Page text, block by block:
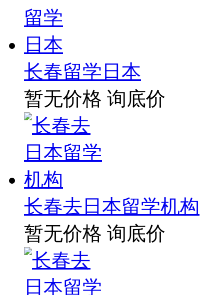
长春留学日本
暂无价格 询底价
长春去日本留学机构
暂无价格 询底价